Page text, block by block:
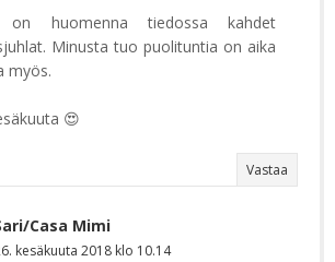
on huomenna tiedossa kahdet
Minusta tuo puolituntia on aika
myös.
😍
Vastaa
Casa Mimi
kesäkuuta 2018 klo 10.14